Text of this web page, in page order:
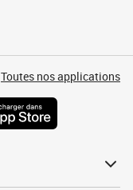
Toutes nos applications